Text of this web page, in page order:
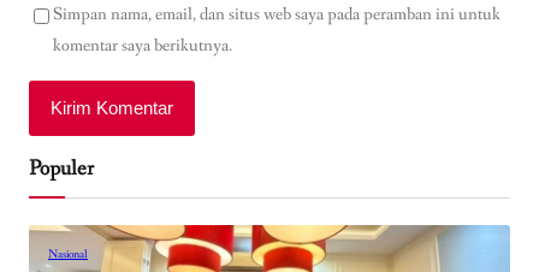
Simpan nama, email, dan situs web saya pada peramban ini untuk
komentar saya berikutnya.
Populer
Nasional